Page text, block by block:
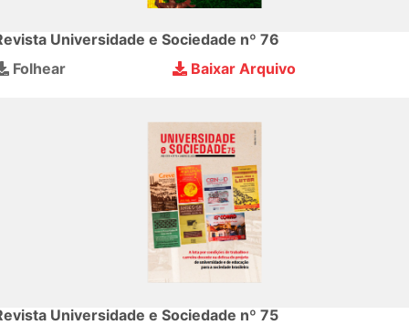
Universidade e Sociedade nº 76
Folhear
Baixar Arquivo
Universidade e Sociedade nº 75